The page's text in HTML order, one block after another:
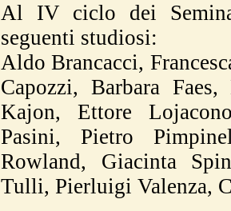
Al IV ciclo dei
seguenti studiosi:
Aldo Brancacci,
Capozzi, Barbara Faes,
Kajon, Ettore
Pasini, Pietro
Rowland, Giacinta
Tulli, Pierluigi Valenza,